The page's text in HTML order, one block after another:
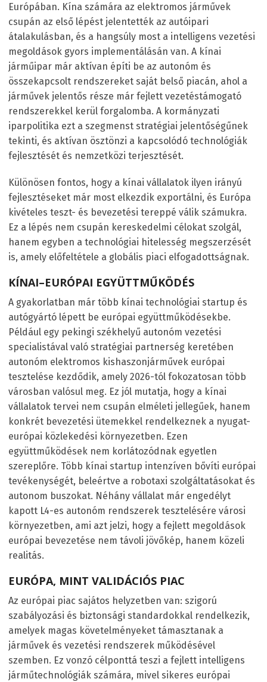
Európában. Kína számára az elektromos járművek
csupán az első lépést jelentették az autóipari
átalakulásban, és a hangsúly most a intelligens vezetési
megoldások gyors implementálásán van. A kínai
járműipar már aktívan építi be az autonóm és
összekapcsolt rendszereket saját belső piacán, ahol a
járművek jelentős része már fejlett vezetéstámogató
rendszerekkel kerül forgalomba. A kormányzati
iparpolitika ezt a szegmenst stratégiai jelentőségűnek
tekinti, és aktívan ösztönzi a kapcsolódó technológiák
fejlesztését és nemzetközi terjesztését.
Különösen fontos, hogy a kínai vállalatok ilyen irányú
fejlesztéseket már most elkezdik exportálni, és Európa
kivételes teszt- és bevezetési tereppé válik számukra.
Ez a lépés nem csupán kereskedelmi célokat szolgál,
hanem egyben a technológiai hitelesség megszerzését
is, amely előfeltétele a globális piaci elfogadottságnak.
KÍNAI–EURÓPAI EGYÜTTMŰKÖDÉS
A gyakorlatban már több kínai technológiai startup és
autógyártó lépett be európai együttműködésekbe.
Például egy pekingi székhelyű autonóm vezetési
specialistával való stratégiai partnerség keretében
autonóm elektromos kishaszonjárművek európai
tesztelése kezdődik, amely 2026-tól fokozatosan több
városban valósul meg. Ez jól mutatja, hogy a kínai
vállalatok tervei nem csupán elméleti jellegűek, hanem
konkrét bevezetési ütemekkel rendelkeznek a nyugat-
európai közlekedési környezetben. Ezen
együttműködések nem korlátozódnak egyetlen
szereplőre. Több kínai startup intenzíven bővíti európai
tevékenységét, beleértve a robotaxi szolgáltatásokat és
autonom buszokat. Néhány vállalat már engedélyt
kapott L4-es autonóm rendszerek tesztelésére városi
környezetben, ami azt jelzi, hogy a fejlett megoldások
európai bevezetése nem távoli jövőkép, hanem közeli
realitás.
EURÓPA, MINT VALIDÁCIÓS PIAC
Az európai piac sajátos helyzetben van: szigorú
szabályozási és biztonsági standardokkal rendelkezik,
amelyek magas követelményeket támasztanak a
járművek és vezetési rendszerek működésével
szemben. Ez vonzó célponttá teszi a fejlett intelligens
járműtechnológiák számára, mivel sikeres európai